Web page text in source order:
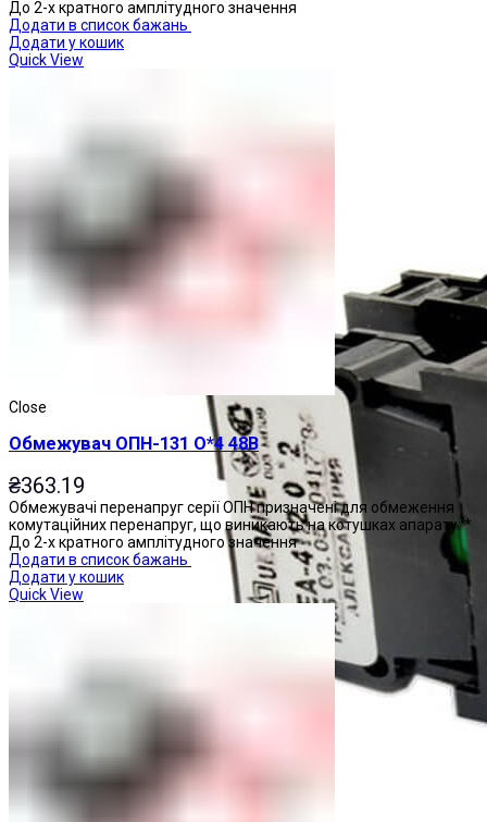
До 2-х кратного амплітудного значення
Додати в список бажань
Додати у кошик
Quick View
Close
Обмежувач ОПН-131 О*4 48В
₴363.19
Обмежувачі перенапруг серії ОПН призначені для обмеження
комутаційних перенапруг, що виникають на котушках апарату: *
До 2-х кратного амплітудного значення
Додати в список бажань
Додати у кошик
Quick View